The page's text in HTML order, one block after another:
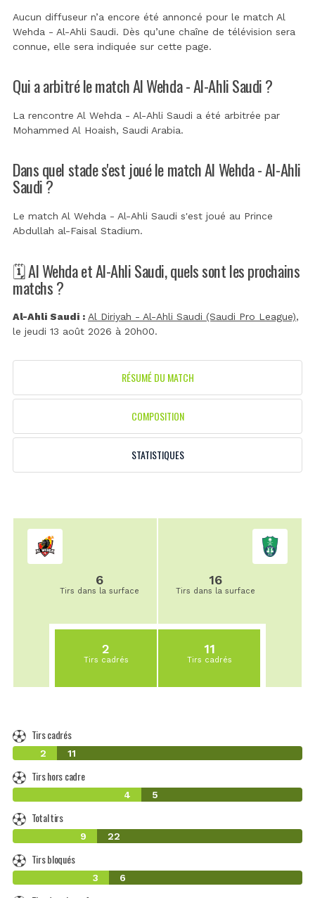
Aucun diffuseur n’a encore été annoncé pour le match Al
Wehda - Al-Ahli Saudi. Dès qu’une chaîne de télévision sera
connue, elle sera indiquée sur cette page.
Qui a arbitré le match Al Wehda - Al-Ahli Saudi ?
La rencontre Al Wehda - Al-Ahli Saudi a été arbitrée par
Mohammed Al Hoaish, Saudi Arabia.
Dans quel stade s'est joué le match Al Wehda - Al-Ahli
Saudi ?
Le match Al Wehda - Al-Ahli Saudi s'est joué au Prince
Abdullah al-Faisal Stadium.
🗓️ Al Wehda et Al-Ahli Saudi, quels sont les prochains
matchs ?
Al-Ahli Saudi : Al Diriyah - Al-Ahli Saudi (Saudi Pro League),
le jeudi 13 août 2026 à 20h00.
RÉSUMÉ DU MATCH
COMPOSITION
STATISTIQUES
6
Tirs dans la surface
2
Tirs cadrés
16
Tirs dans la surface
11
Tirs cadrés
Tirs cadrés
2 11
Tirs hors cadre
4 5
Total tirs
9 22
Tirs bloqués
3 6